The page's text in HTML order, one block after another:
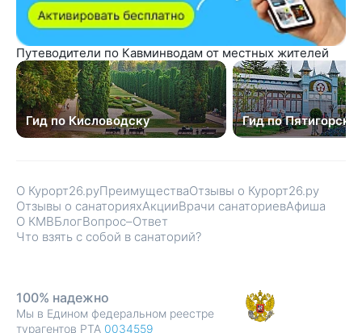
Путеводители по Кавминводам от местных жителей
Гид по Кисловодску Гид по Пятигорску
О Курорт26.руПреимуществаОтзывы о Курорт26.ру
Отзывы о санаторияхАкцииВрачи санаториевАфиша
О КМВБлогВопрос–Ответ
Что взять с собой в санаторий?
100% надежно
Мы в Едином федеральном реестре
турагентов РТА 0034559